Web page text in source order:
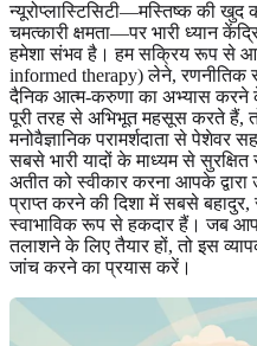
न्यूरोप्लास्टिसिटी—मस्तिष्क की
चमत्कारी क्षमता—पर भारी ध्यान
हमेशा संभव है। हम सक्रिय रूप से
informed therapy) लेने,
दैनिक आत्म-करुणा का अभ्यास करने
पूरी तरह से अभिभूत महसूस करते हैं,
मनोवैज्ञानिक परामर्शदाता से पेशेवर
सबसे भारी यादों के माध्यम से
अतीत को स्वीकार करना आपके
प्राप्त करने की दिशा में सबसे
स्वाभाविक रूप से हकदार हैं। जब
तलाशने के लिए तैयार हों, तो इस
जांच करने का प्रयास करें।